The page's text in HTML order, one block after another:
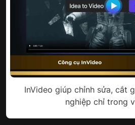
InVideo giúp chỉnh sửa, cắt
nghiệp chỉ trong